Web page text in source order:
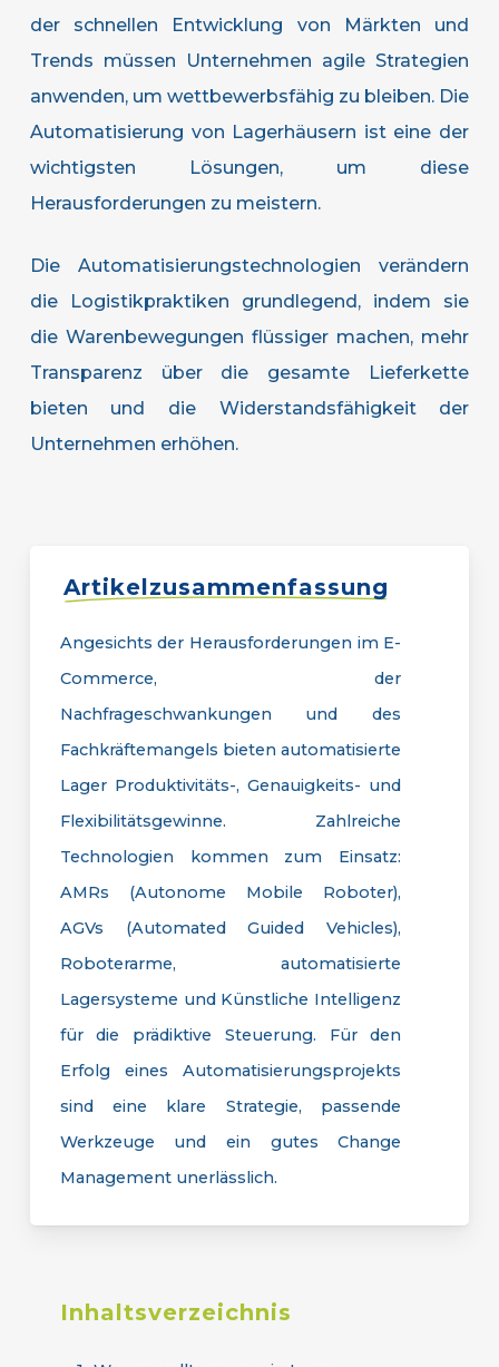
der schnellen Entwicklung von Märkten und
Trends müssen Unternehmen agile Strategien
anwenden, um wettbewerbsfähig zu bleiben. Die
Automatisierung von Lagerhäusern ist eine der
wichtigsten Lösungen, um diese
Herausforderungen zu meistern.
Die Automatisierungstechnologien verändern
die Logistikpraktiken grundlegend, indem sie
die Warenbewegungen flüssiger machen, mehr
Transparenz über die gesamte Lieferkette
bieten und die Widerstandsfähigkeit der
Unternehmen erhöhen.
Artikelzusammenfassung
Angesichts der Herausforderungen im E-
Commerce, der
Nachfrageschwankungen und des
Fachkräftemangels bieten automatisierte
Lager Produktivitäts-, Genauigkeits- und
Flexibilitätsgewinne. Zahlreiche
Technologien kommen zum Einsatz:
AMRs (Autonome Mobile Roboter),
AGVs (Automated Guided Vehicles),
Roboterarme, automatisierte
Lagersysteme und Künstliche Intelligenz
für die prädiktive Steuerung. Für den
Erfolg eines Automatisierungsprojekts
sind eine klare Strategie, passende
Werkzeuge und ein gutes Change
Management unerlässlich.
Inhaltsverzeichnis